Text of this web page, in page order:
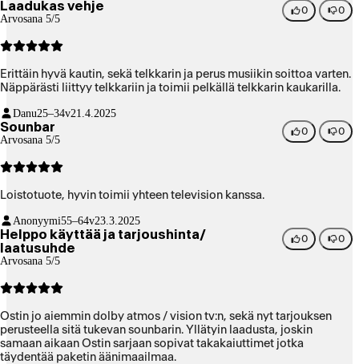
Laadukas vehje
Arvosana 5/5
0 0
Erittäin hyvä kautin, sekä telkkarin ja perus musiikin soittoa varten.
Näppärästi liittyy telkkariin ja toimii pelkällä telkkarin kaukarilla.
Danu25–34v21.4.2025
Sounbar
Arvosana 5/5
0 0
Loistotuote, hyvin toimii yhteen television kanssa.
Anonyymi55–64v23.3.2025
Helppo käyttää ja tarjoushinta/
laatusuhde
Arvosana 5/5
0 0
Ostin jo aiemmin dolby atmos / vision tv:n, sekä nyt tarjouksen
perusteella sitä tukevan sounbarin. Yllätyin laadusta, joskin
samaan aikaan Ostin sarjaan sopivat takakaiuttimet jotka
täydentää paketin äänimaailmaa.